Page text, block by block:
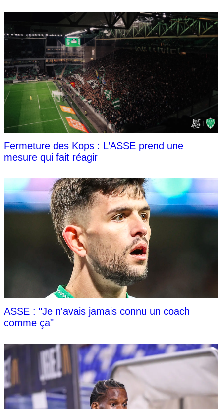
Fermeture des Kops : L’ASSE prend une
mesure qui fait réagir
ASSE : "Je n'avais jamais connu un coach
comme ça"